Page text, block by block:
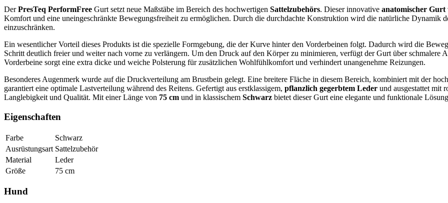
DerPresTeq PerformFree Gurt setzt neue Maßstäbe im Bereich des hochwertigen Sattelzubehörs. Dieser innovative anatomischer Gurt
Komfort und eine uneingeschränkte Bewegungsfreiheit zu ermöglichen. Durch die durchdachte Konstruktion wird die natürliche Dynamik
einzuschränken.
Ein wesentlicher Vorteil dieses Produkts ist die spezielle Formgebung, die der Kurve hinter den Vorderbeinen folgt. Dadurch wird die
Schritt deutlich freier und weiter nach vorne zu verlängern. Um den Druck auf den Körper zu minimieren, verfügt der Gurt über schmalere
Vorderbeine sorgt eine extra dicke und weiche Polsterung für zusätzlichen Wohlfühlkomfort und verhindert unangenehme Reizungen.
Besonderes Augenmerk wurde auf die Druckverteilung am Brustbein gelegt. Eine breitere Fläche in diesem Bereich, kombiniert mit der
garantiert eine optimale Lastverteilung während des Reitens. Gefertigt aus erstklassigem, pflanzlich gegerbtem Leder und ausgestattet mit
Langlebigkeit und Qualität. Mit einer Länge von 75 cm und in klassischem Schwarz bietet dieser Gurt eine elegante und funktionale
Eigenschaften
Farbe
Schwarz
Ausrüstungsart Sattelzubehör
Material
Leder
Größe
75 cm
Hund